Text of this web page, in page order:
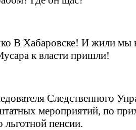
В Хабаровске! И жили
к власти пришли!
Следственного
мероприятий, по
льготной пенсии.